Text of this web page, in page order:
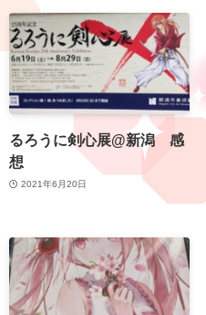
るろうに剣心展@新潟 感
想
2021年6月20日